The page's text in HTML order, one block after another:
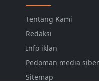
Tentang Kami
Redaksi
Info iklan
Pedoman media siber
Sitemap